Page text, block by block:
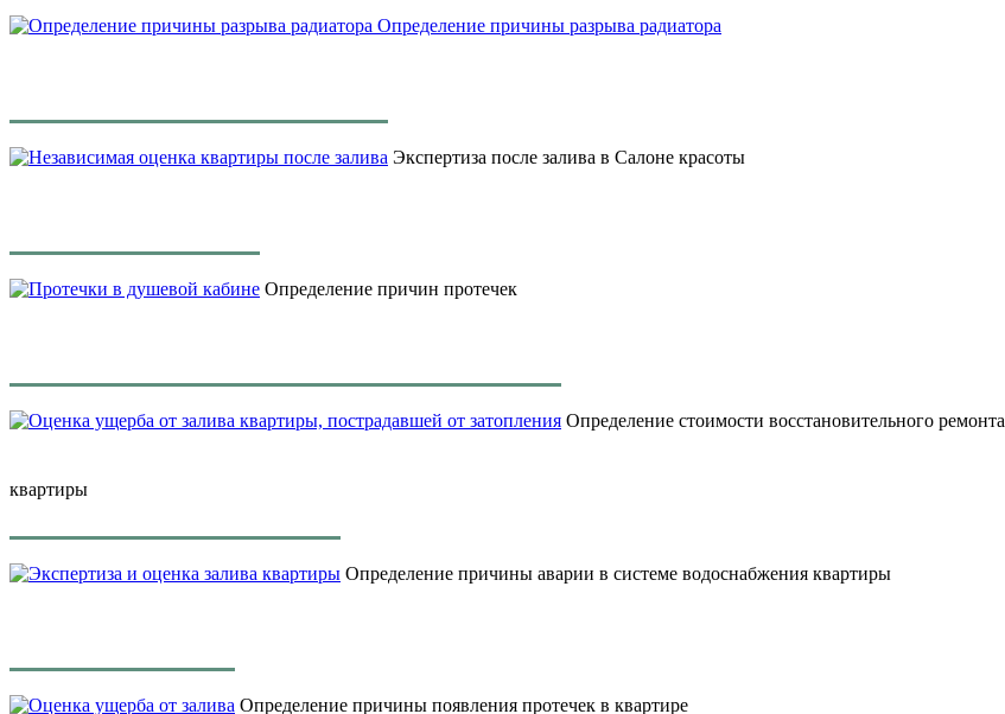
Определение причины разрыва радиатора
Экспертиза после залива в Салоне красоты
Определение причин протечек
Определение стоимости восстановительного ремонта
квартиры
Определение причины аварии в системе водоснабжения квартиры
Определение причины появления протечек в квартире